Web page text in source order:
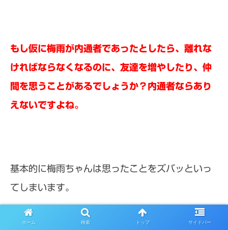
もし仮に梅雨が内通者であったとしたら、離れな
ければならなくなるのに、友達を増やしたり、仲
間を思うことがあるでしょうか？内通者ならあり
えないですよね。
基本的に梅雨ちゃんは思ったことをズバッといっ
てしまいます。
でも、そこには友だち思いの気持ちがある 梅雨ち
ホーム 検索 トップ サイドバー